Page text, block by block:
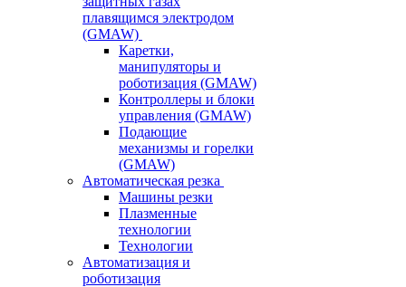
плавящимся электродом
(GMAW)
Каретки,
манипуляторы и
роботизация (GMAW)
Контроллеры и блоки
управления (GMAW)
Подающие
механизмы и горелки
(GMAW)
Автоматическая резка
Машины резки
Плазменные
технологии
Технологии
Автоматизация и
роботизация